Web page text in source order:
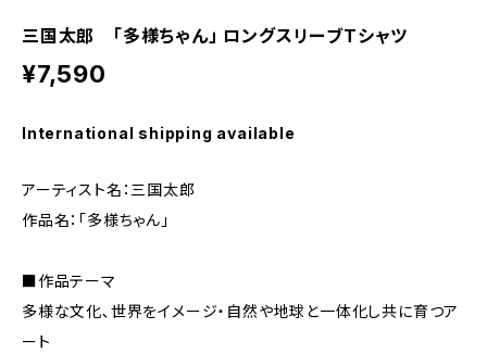
三国太郎 「多様ちゃん」 ロングスリーブTシャツ
¥7,590
International shipping available
アーティスト名：三国太郎
作品名：「多様ちゃん」
■作品テーマ
多様な文化､世界をイメージ・自然や地球と一体化し共に育つア
ート